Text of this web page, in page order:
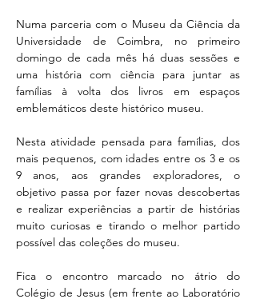
Numa parceria com o Museu da Ciência da
Universidade de Coimbra, no primeiro
domingo de cada mês há duas sessões e
uma história com ciência para juntar as
famílias à volta dos livros em espaços
emblemáticos deste histórico museu.
Nesta atividade pensada para famílias, dos
mais pequenos, com idades entre os 3 e os
9 anos, aos grandes exploradores, o
objetivo passa por fazer novas descobertas
e realizar experiências a partir de histórias
muito curiosas e tirando o melhor partido
possível das coleções do museu.
Fica o encontro marcado no átrio do
Colégio de Jesus (em frente ao Laboratório